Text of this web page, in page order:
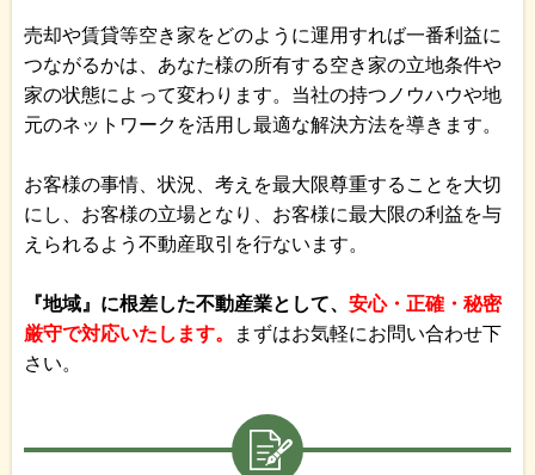
売却や賃貸等空き家をどのように運用すれば一番利益に
つながるかは、あなた様の所有する空き家の立地条件や
家の状態によって変わります。当社の持つノウハウや地
元のネットワークを活用し最適な解決方法を導きます。
お客様の事情、状況、考えを最大限尊重することを大切
にし、お客様の立場となり、お客様に最大限の利益を与
えられるよう不動産取引を行ないます。
『地域』に根差した不動産業として、 安心・正確・秘密
厳守で対応いたします。
まずはお気軽にお問い合わせ下
さい。